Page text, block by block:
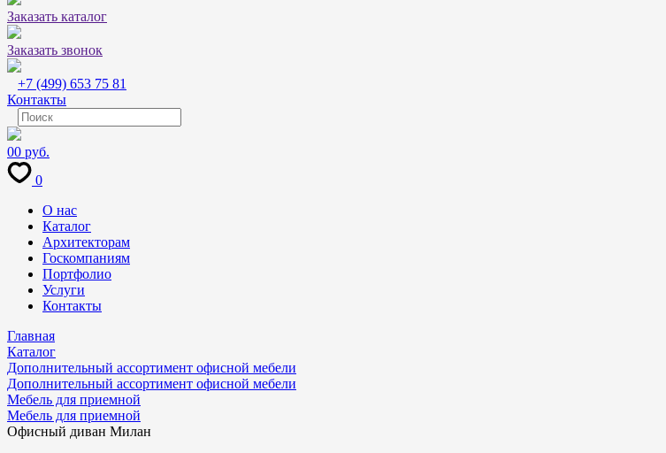
Заказать каталог
Заказать звонок
+7 (499) 653 75 81
Контакты
00 руб.
0
О нас
Каталог
Архитекторам
Госкомпаниям
Портфолио
Услуги
Контакты
Главная
Каталог
Дополнительный ассортимент офисной мебели
Дополнительный ассортимент офисной мебели
Мебель для приемной
Мебель для приемной
Офисный диван Милан